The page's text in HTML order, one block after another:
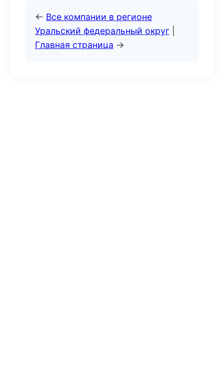
← Все компании в регионе
Уральский федеральный округ
Главная страница →